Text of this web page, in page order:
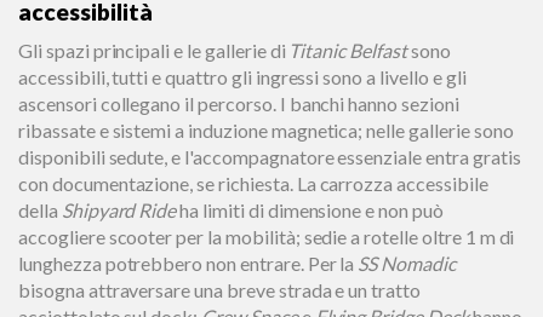
accessibilità
Gli spazi principali e le gallerie di Titanic Belfastsono
accessibili, tutti e quattro gli ingressi sono a livello e gli
ascensori collegano il percorso. I banchi hanno sezioni
ribassate e sistemi a induzione magnetica; nelle gallerie sono
disponibili sedute, e l'accompagnatore essenziale entra gratis
con documentazione, se richiesta. La carrozza accessibile
della Shipyard Rideha limiti di dimensione e non può
accogliere scooter per la mobilità; sedie a rotelle oltre 1 m di
lunghezza potrebbero non entrare. Per la SS Nomadic
bisogna attraversare una breve strada e un tratto